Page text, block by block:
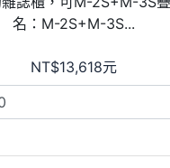
名：M-2S+M-3S...
NT$13,618元